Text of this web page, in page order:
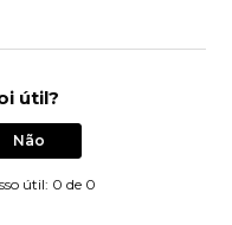
útil?
Não
útil: 0 de 0